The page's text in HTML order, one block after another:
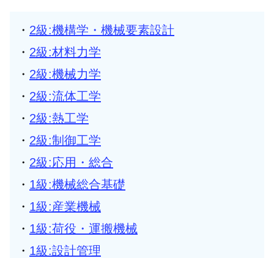
・ 2級:機構学・機械要素設計
・ 2級:材料力学
・ 2級:機械力学
・ 2級:流体工学
・ 2級:熱工学
・ 2級:制御工学
・ 2級:応用・総合
・ 1級:機械総合基礎
・ 1級:産業機械
・ 1級:荷役・運搬機械
・ 1級:設計管理